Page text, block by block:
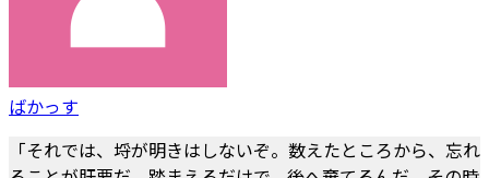
ばかっす
「それでは、埒が明きはしないぞ。数えたところから、忘れ